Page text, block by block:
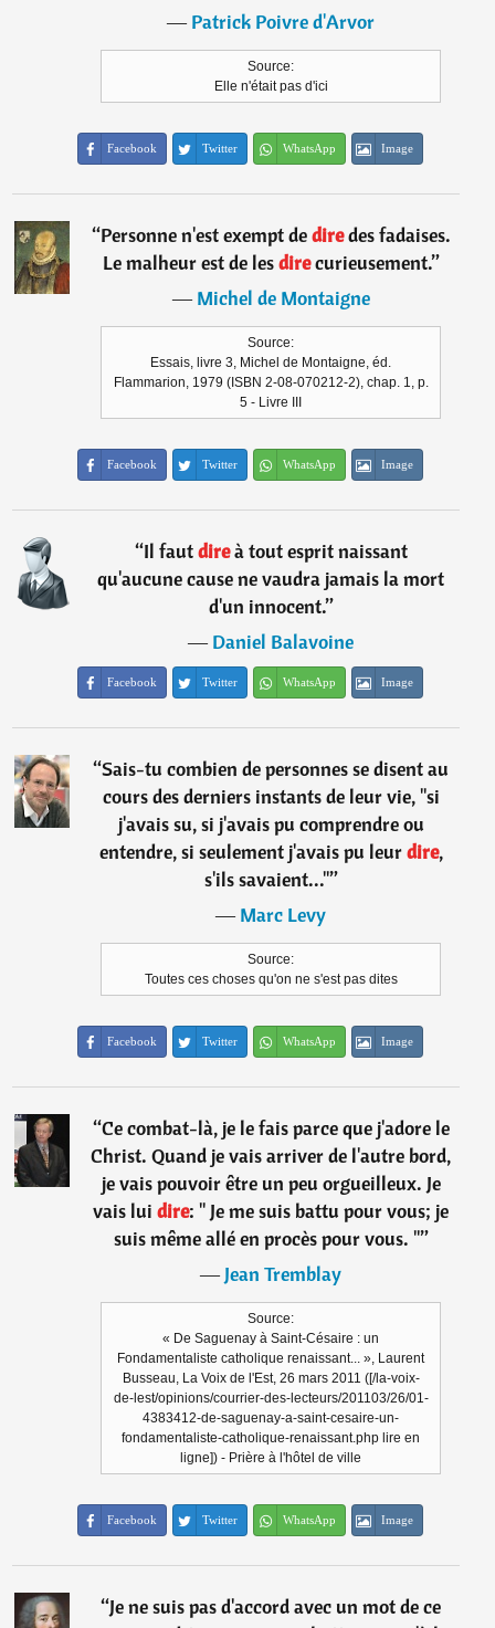
―Patrick Poivre d'Arvor
Source:
Elle n'était pas d'ici
Facebook Twitter WhatsApp Image
“Personne n'est exempt dediredes fadaises.
Le malheur est de lesdirecurieusement.”
―Michel de Montaigne
Source:
Essais, livre 3, Michel de Montaigne, éd.
Flammarion, 1979 (ISBN 2-08-070212-2), chap. 1, p.
5 - Livre III
Facebook Twitter WhatsApp Image
“Il fautdireà tout esprit naissant
qu'aucune cause ne vaudra jamais la mort
d'un innocent.”
―Daniel Balavoine
Facebook Twitter WhatsApp Image
“Sais-tu combien de personnes se disent au
cours des derniers instants de leur vie, "si
j'avais su, si j'avais pu comprendre ou
entendre, si seulement j'avais pu leurdire,
s'ils savaient..."”
―Marc Levy
Source:
Toutes ces choses qu'on ne s'est pas dites
Facebook Twitter WhatsApp Image
“Ce combat-là, je le fais parce que j'adore le
Christ. Quand je vais arriver de l'autre bord,
je vais pouvoir être un peu orgueilleux. Je
vais luidire: " Je me suis battu pour vous; je
suis même allé en procès pour vous. "”
―Jean Tremblay
Source:
« De Saguenay à Saint-Césaire : un
Fondamentaliste catholique renaissant... », Laurent
Busseau, La Voix de l'Est, 26 mars 2011 ([/la-voix-
de-lest/opinions/courrier-des-lecteurs/201103/26/01-
4383412-de-saguenay-a-saint-cesaire-un-
fondamentaliste-catholique-renaissant.php lire en
ligne]) - Prière à l'hôtel de ville
Facebook Twitter WhatsApp Image
“Je ne suis pas d'accord avec un mot de ce